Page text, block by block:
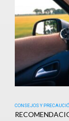
CONSEJOS Y